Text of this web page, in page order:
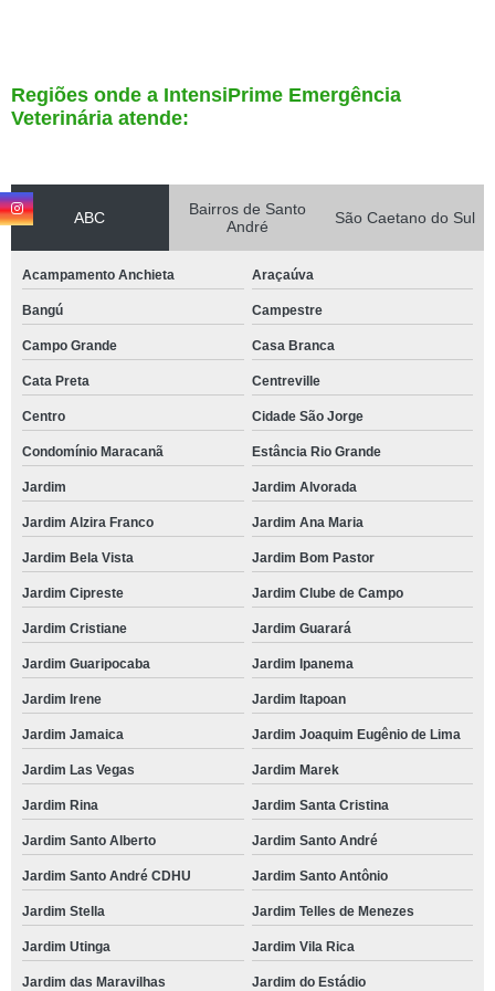
Regiões onde a IntensiPrime Emergência
Veterinária atende:
ABC
Bairros de Santo
André
São Caetano do Sul
Acampamento Anchieta Araçaúva
Bangú Campestre
Campo Grande Casa Branca
Cata Preta Centreville
Centro Cidade São Jorge
Condomínio Maracanã Estância Rio Grande
Jardim Jardim Alvorada
Jardim Alzira Franco Jardim Ana Maria
Jardim Bela Vista Jardim Bom Pastor
Jardim Cipreste Jardim Clube de Campo
Jardim Cristiane Jardim Guarará
Jardim Guaripocaba Jardim Ipanema
Jardim Irene Jardim Itapoan
Jardim Jamaica Jardim Joaquim Eugênio de Lima
Jardim Las Vegas Jardim Marek
Jardim Rina Jardim Santa Cristina
Jardim Santo Alberto Jardim Santo André
Jardim Santo André CDHU Jardim Santo Antônio
Jardim Stella Jardim Telles de Menezes
Jardim Utinga Jardim Vila Rica
Jardim das Maravilhas Jardim do Estádio